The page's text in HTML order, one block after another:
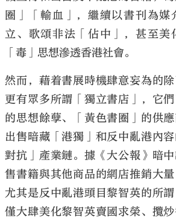
圈」「輸血」，繼續以書刊為媒
立、歌頌非法「佔中」，甚至美
「毒」思想滲透香港社會。
然而，藉着書展時機肆意妄為的除
更有眾多所謂「獨立書店」，它們
的思想餘孽、「黃色書圈」的供
出售暗藏「港獨」和反中亂港內
對抗」產業鏈。據《大公報》暗
售書籍與其他商品的網店推銷大量
尤其是反中亂港頭目黎智英的所
僅大肆美化黎智英賣國求榮、攬